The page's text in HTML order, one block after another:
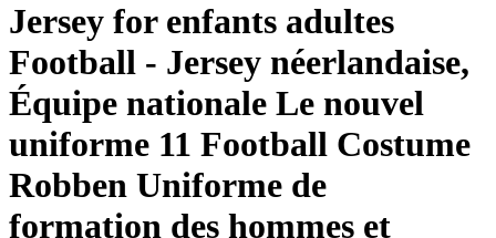
Jersey for enfants adultes
Football - Jersey néerlandaise,
Équipe nationale Le nouvel
uniforme 11 Football Costume
Robben Uniforme de
formation des hommes et